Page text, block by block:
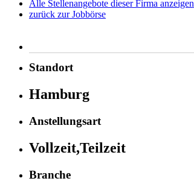
Alle Stellenangebote dieser Firma anzeigen
zurück zur Jobbörse
Standort
Hamburg
Anstellungsart
Vollzeit,Teilzeit
Branche